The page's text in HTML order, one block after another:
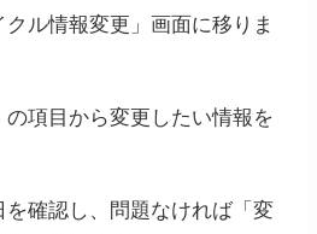
クル情報変更」画面に移りま
の項目から変更したい情報を
確認し、問題なければ「変